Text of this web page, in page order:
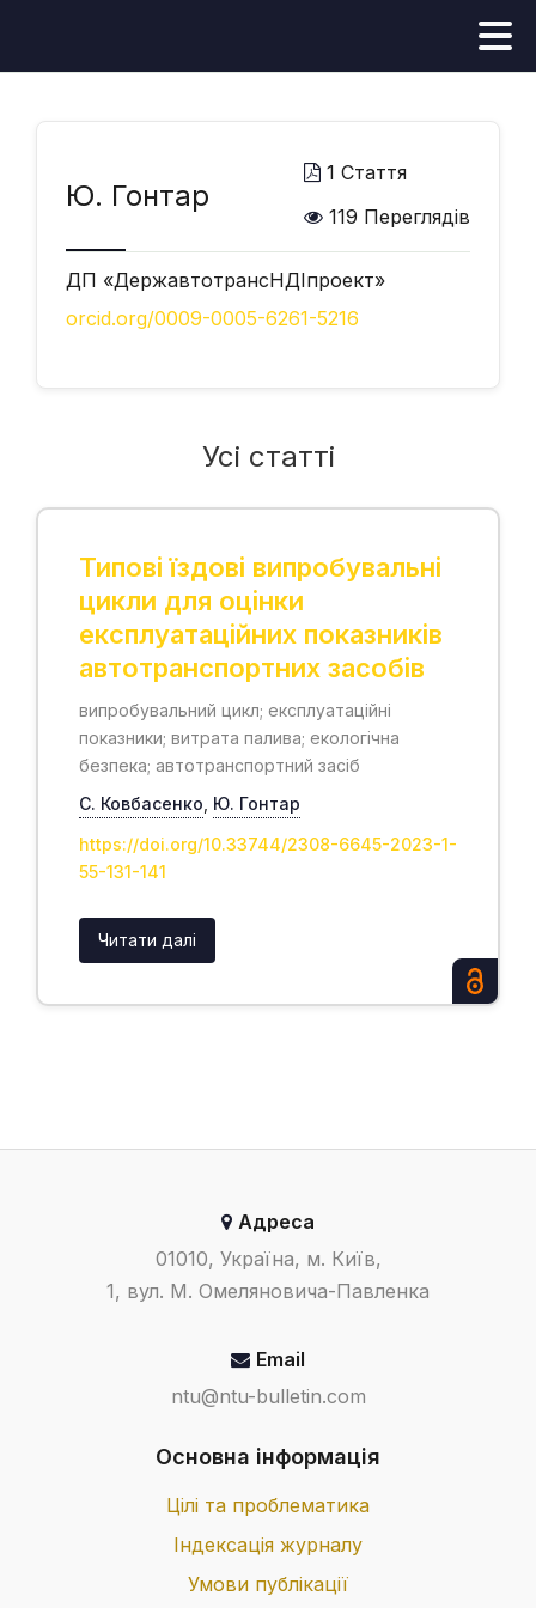
Ю. Гонтар
1 Стаття
119 Переглядів
ДП «ДержавтотрансНДІпроект»
orcid.org/0009-0005-6261-5216
Усі статті
Типові їздові випробувальні
цикли для оцінки
експлуатаційних показників
автотранспортних засобів
випробувальний цикл; експлуатаційні
показники; витрата палива; екологічна
безпека; автотранспортний засіб
С. Ковбасенко Ю. Гонтар
https://doi.org/10.33744/2308-6645-2023-1-
55-131-141
Читати далі
Адреса
01010, Україна, м. Київ,
1, вул. М. Омеляновича-Павленка
Email
ntu@ntu-bulletin.com
Основна інформація
Цілі та проблематика
Індексація журналу
Умови публікації